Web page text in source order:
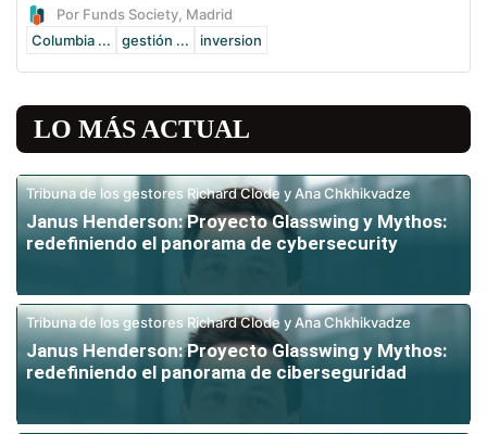
Por Funds Society, Madrid
Columbia ...
gestión ... inversion
LO MÁS ACTUAL
Tribuna de los gestores Richard Clode y Ana Chkhikvadze
Janus Henderson: Proyecto Glasswing y Mythos:
redefiniendo el panorama de cybersecurity
Tribuna de los gestores Richard Clode y Ana Chkhikvadze
Janus Henderson: Proyecto Glasswing y Mythos:
redefiniendo el panorama de ciberseguridad